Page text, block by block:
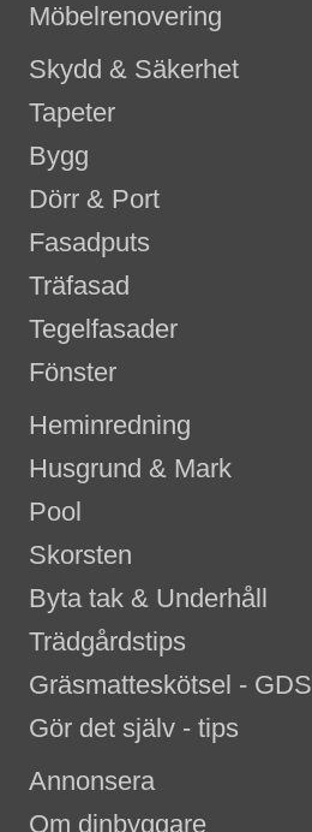
Möbelrenovering
Skydd & Säkerhet
Tapeter
Bygg
Dörr & Port
Fasadputs
Träfasad
Tegelfasader
Fönster
Heminredning
Husgrund & Mark
Pool
Skorsten
Byta tak & Underhåll
Trädgårdstips
Gräsmatteskötsel - GDS
Gör det själv - tips
Annonsera
Om dinbyggare